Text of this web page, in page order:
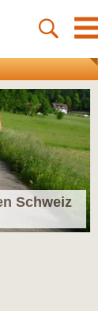
Schweiz